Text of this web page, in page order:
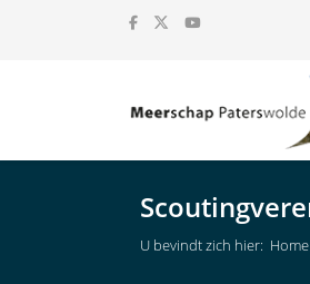
U bevindt zich hier: Home